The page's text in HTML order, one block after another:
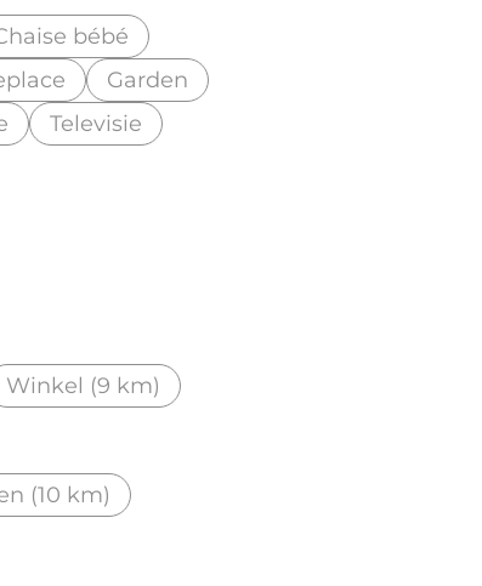
bébé
Garden
Televisie
Winkel (9 km)
(10 km)